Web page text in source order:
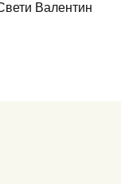
Валентин